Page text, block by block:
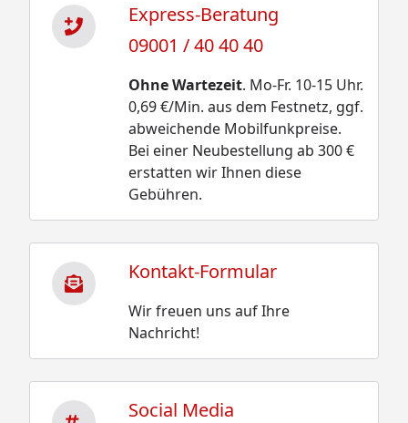
Express-Beratung
09001 / 40 40 40
Ohne Wartezeit. Mo-Fr. 10-15 Uhr.
0,69 €/Min. aus dem Festnetz, ggf.
abweichende Mobilfunkpreise.
Bei einer Neubestellung ab 300 €
erstatten wir Ihnen diese
Gebühren.
Kontakt-Formular
Wir freuen uns auf Ihre
Nachricht!
Social Media